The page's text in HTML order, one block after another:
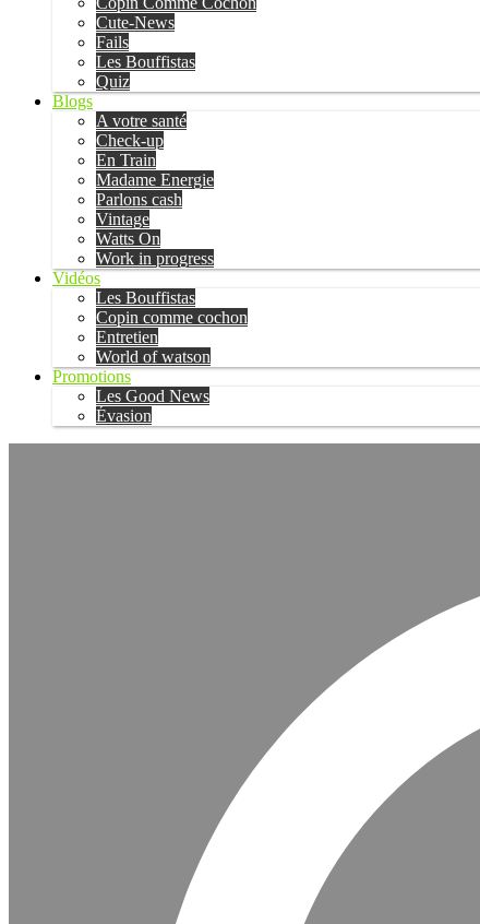
Cute-News
Fails
Les Bouffistas
Quiz
Blogs
A votre santé
Check-up
En Train
Madame Energie
Parlons cash
Vintage
Watts On
Work in progress
Vidéos
Les Bouffistas
Copin comme cochon
Entretien
World of watson
Promotions
Les Good News
Évasion